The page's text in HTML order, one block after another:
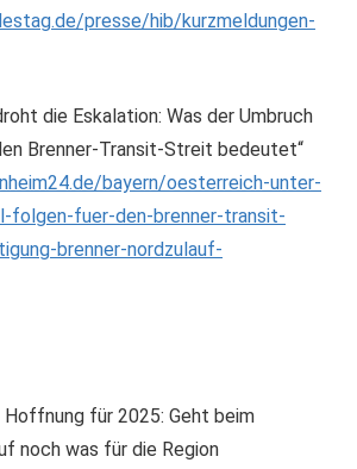
presse/hib/kurzmeldungen-
die Eskalation: Was der Umbruch
Brenner-Transit-Streit bedeutet“
bayern/oesterreich-unter-
folgen-fuer-den-brenner-transit-
brenner-nordzulauf-
Hoffnung für 2025: Geht beim
noch was für die Region